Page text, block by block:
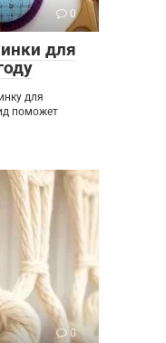
0
для
для
поможет
0